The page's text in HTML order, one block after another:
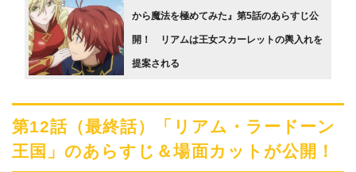
から魔法を極めてみた』第5話のあらすじ公
開！ リアムは王女スカーレットの輿入れを
提案される
第12話（最終話）「リアム・ラードーン
王国」のあらすじ＆場面カットが公開！